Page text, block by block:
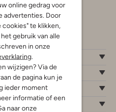
online gedrag voor
advertenties. Door
te klikken,
gebruik van alle
in onze
wijzigen? Via de
de pagina kun je
ieder moment
informatie of een
naar onze